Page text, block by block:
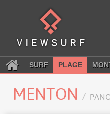
SURF PLAGE
MENTON